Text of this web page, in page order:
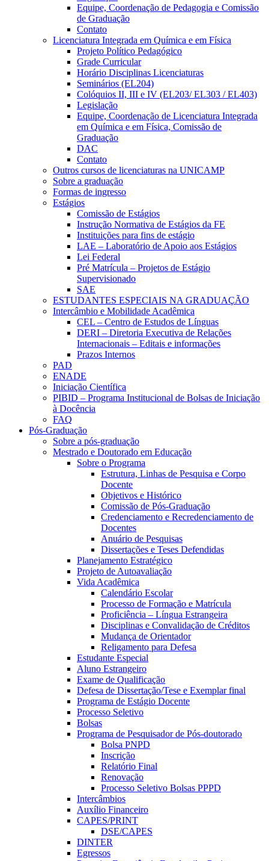
Equipe, Coordenação de Pedagogia e Comissão
de Graduação
Contato
Licenciatura Integrada em Química e em Física
Projeto Político Pedagógico
Grade Curricular
Horário Disciplinas Licenciaturas
Seminários (EL204)
Colóquios II, III e IV (EL203/ EL303 / EL403)
Legislação
Equipe, Coordenação de Licenciatura Integrada
em Química e em Física, Comissão de
Graduação
DAC
Contato
Outros cursos de licenciaturas na UNICAMP
Sobre a graduação
Formas de ingresso
Estágios
Comissão de Estágios
Instrução Normativa de Estágios da FE
Instituições para fins de estágio
LAE – Laboratório de Apoio aos Estágios
Lei Federal
Pré Matrícula – Projetos de Estágio
Supervisionado
SAE
ESTUDANTES ESPECIAIS NA GRADUAÇÃO
Intercâmbio e Mobilidade Acadêmica
CEL – Centro de Estudos de Línguas
DERI – Diretoria Executiva de Relações
Internacionais – Editais e informações
Prazos Internos
PAD
ENADE
Iniciação Científica
PIBID – Programa Institucional de Bolsas de Iniciação
à Docência
FAQ
Pós-Graduação
Sobre a pós-graduação
Mestrado e Doutorado em Educação
Sobre o Programa
Estrutura, Linhas de Pesquisa e Corpo
Docente
Objetivos e Histórico
Comissão de Pós-Graduação
Credenciamento e Recredenciamento de
Docentes
Anuário de Pesquisas
Dissertações e Teses Defendidas
Planejamento Estratégico
Projeto de Autoavaliação
Vida Acadêmica
Calendário Escolar
Processo de Formação e Matrícula
Proficiência – Língua Estrangeira
Disciplinas e Convalidação de Créditos
Mudança de Orientador
Religamento para Defesa
Estudante Especial
Aluno Estrangeiro
Exame de Qualificação
Defesa de Dissertação/Tese e Exemplar final
Programa de Estágio Docente
Processo Seletivo
Bolsas
Programa de Pesquisador de Pós-doutorado
Bolsa PNPD
Inscrição
Relatório Final
Renovação
Processo Seletivo Bolsas PPPD
Intercâmbios
Auxílio Financeiro
CAPES/PRINT
DSE/CAPES
DINTER
Egressos